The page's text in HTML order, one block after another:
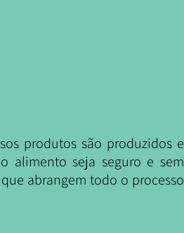
produtos são produzidos e
alimento seja seguro e sem
abrangem todo o processo